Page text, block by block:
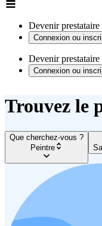
Devenir prestataire
Connexion ou
Devenir prestataire
Connexion ou
Trouvez le
Que cherchez-vous ?
Peintre